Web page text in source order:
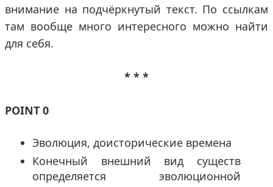
внимание на подчёркнутый текст. По ссылкам
там вообще много интересного можно найти
для себя.
* * *
POINT 0
Эволюция, доисторические времена
Конечный внешний вид существ
определяется эволюционной